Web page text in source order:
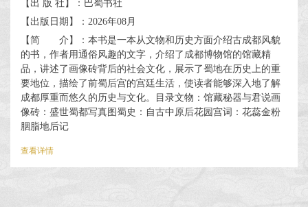
【出 版 社】：巴蜀书社
【出版日期】：2026年08月
【简 介】：本书是一本从文物和历史方面介绍古成都风貌
的书，作者用通俗风趣的文字，介绍了成都博物馆的馆藏精
品，讲述了画像砖背后的社会文化，展示了蜀地在历史上的重
要地位，描绘了前蜀后宫的宫廷生活，使读者能够深入地了解
成都厚重而悠久的历史与文化。目录文物：馆藏秘器与君说画
像砖：盛世蜀都写真图蜀史：自古中原后花园宫词：花蕊金粉
胭脂地后记
查看详情